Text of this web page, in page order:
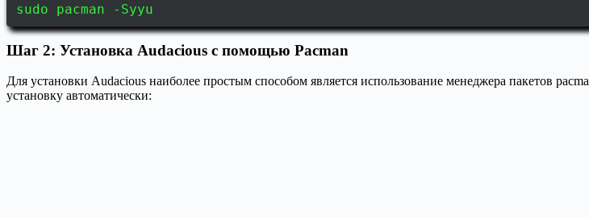
sudo pacman -Syyu
Шаг 2: Установка Audacious с помощью Pacman
Для установки Audacious наиболее простым способом является использование менеджера пакетов
установку автоматически: